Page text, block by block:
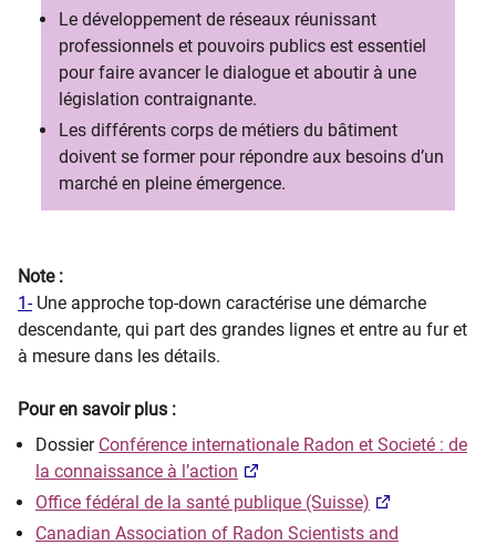
Le développement de réseaux réunissant
professionnels et pouvoirs publics est essentiel
pour faire avancer le dialogue et aboutir à une
législation contraignante.
Les différents corps de métiers du bâtiment
doivent se former pour répondre aux besoins d’un
marché en pleine émergence.
Note :
1-Une approche top-down caractérise une démarche
descendante, qui part des grandes lignes et entre au fur et
à mesure dans les détails.
Pour en savoir plus :
Dossier Conférence internationale Radon et Societé : de
la connaissance à l’action
Office fédéral de la santé publique (Suisse)
Canadian Association of Radon Scientists and